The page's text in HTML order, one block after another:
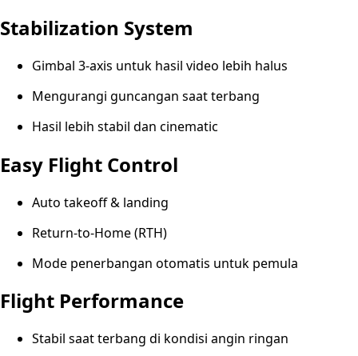
Stabilization System
Gimbal 3-axis untuk hasil video lebih halus
Mengurangi guncangan saat terbang
Hasil lebih stabil dan cinematic
Easy Flight Control
Auto takeoff & landing
Return-to-Home (RTH)
Mode penerbangan otomatis untuk pemula
Flight Performance
Stabil saat terbang di kondisi angin ringan